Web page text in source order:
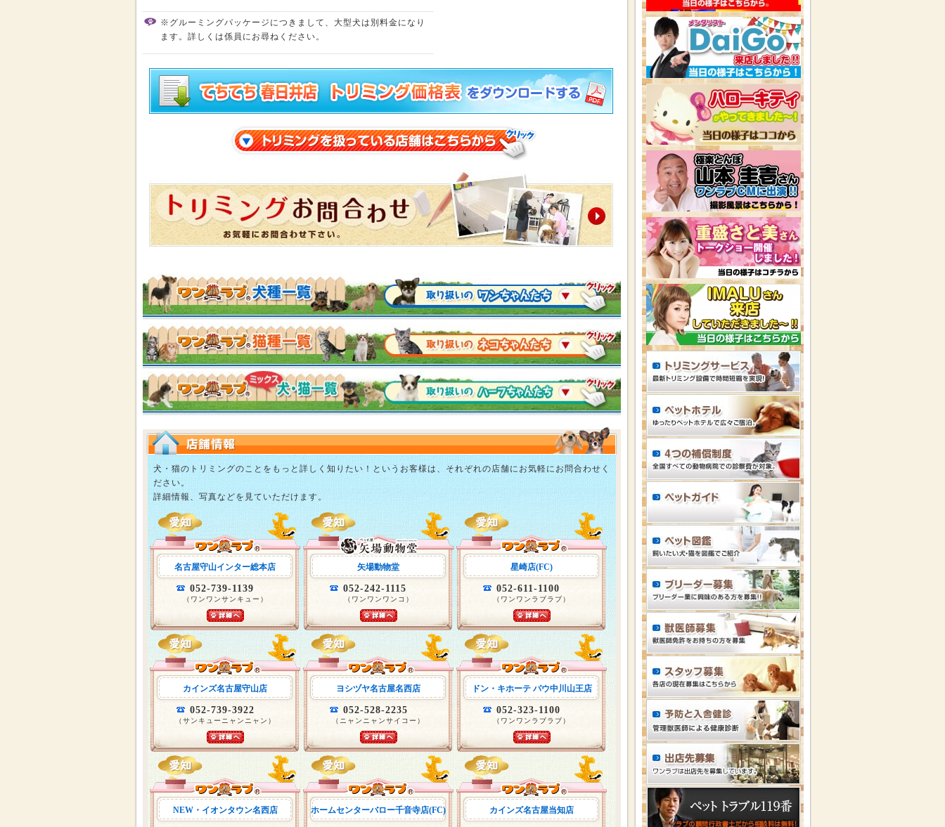
※グルーミングパッケージにつきまして、大型犬は別料金になり
ます。詳しくは係員にお尋ねください。
犬・猫のトリミングのことをもっと詳しく知りたい！というお客様は、それぞれの店舗にお気軽にお問合わせく
ださい。
詳細情報、写真などを見ていただけます。
名古屋守山インター総本店
052-739-1139
（ワンワンサンキュー）
矢場動物堂
052-242-1115
（ワンワンワンコ）
星崎店(FC)
052-611-1100
（ワンワンラブラブ）
カインズ名古屋守山店
052-739-3922
（サンキューニャンニャン）
ヨシヅヤ名古屋名西店
052-528-2235
（ニャンニャンサイコー）
ドン・キホーテ パウ中川山王店
052-323-1100
（ワンワンラブラブ）
NEW・イオンタウン名西店 ホームセンターバロー千音寺店(FC) カインズ名古屋当知店